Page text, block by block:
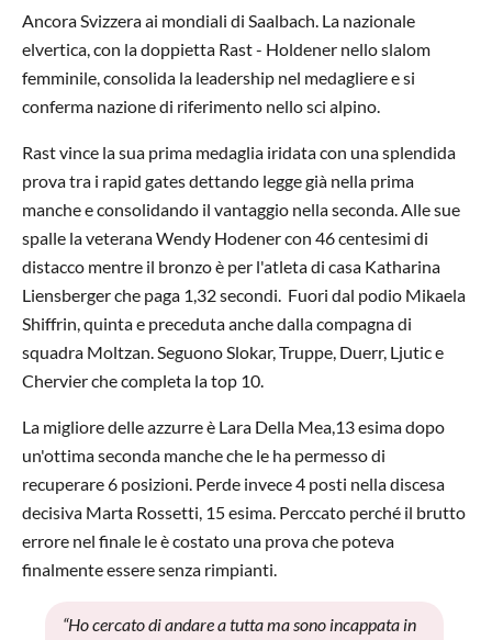
Ancora Svizzera ai mondiali di Saalbach. La nazionale
elvertica, con la doppietta Rast - Holdener nello slalom
femminile, consolida la leadership nel medagliere e si
conferma nazione di riferimento nello sci alpino.
Rast vince la sua prima medaglia iridata con una splendida
prova tra i rapid gates dettando legge già nella prima
manche e consolidando il vantaggio nella seconda. Alle sue
spalle la veterana Wendy Hodener con 46 centesimi di
distacco mentre il bronzo è per l'atleta di casa Katharina
Liensberger che paga 1,32 secondi. Fuori dal podio Mikaela
Shiffrin, quinta e preceduta anche dalla compagna di
squadra Moltzan. Seguono Slokar, Truppe, Duerr, Ljutic e
Chervier che completa la top 10.
La migliore delle azzurre è Lara Della Mea,13 esima dopo
un'ottima seconda manche che le ha permesso di
recuperare 6 posizioni. Perde invece 4 posti nella discesa
decisiva Marta Rossetti, 15 esima. Perccato perché il brutto
errore nel finale le è costato una prova che poteva
finalmente essere senza rimpianti.
“Ho cercato di andare a tutta ma sono incappata in